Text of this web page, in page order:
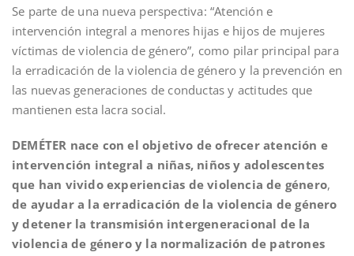
Se parte de una nueva perspectiva: “Atención e
intervención integral a menores hijas e hijos de mujeres
víctimas de violencia de género”, como pilar principal para
la erradicación de la violencia de género y la prevención en
las nuevas generaciones de conductas y actitudes que
mantienen esta lacra social.
DEMÉTER nace con el objetivo de ofrecer atención e
intervención integral a niñas, niños y adolescentes
que han vivido experiencias de violencia de género,
de ayudar a la erradicación de la violencia de género
y detener la transmisión intergeneracional de la
violencia de género y la normalización de patrones